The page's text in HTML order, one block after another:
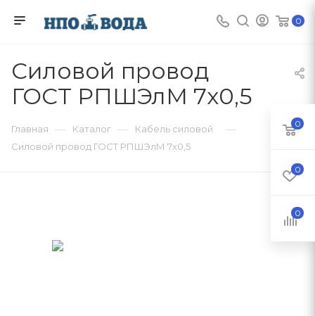
0
Силовой провод
ГОСТ РПШЭлМ 7х0,5
Главная — Каталог — Кабель силовой —
Силовой провод ГОСТ РПШЭлМ 7х0,5
0
0
0